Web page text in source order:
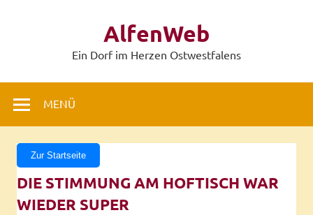
AlfenWeb
Ein Dorf im Herzen Ostwestfalens
MENÜ
Zur Startseite
DIE STIMMUNG AM HOFTISCH WAR
WIEDER SUPER